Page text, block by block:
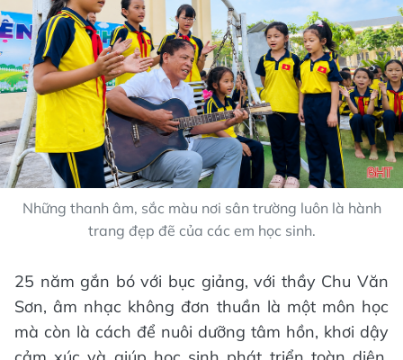
Những thanh âm, sắc màu nơi sân trường luôn là hành
trang đẹp đẽ của các em học sinh.
25 năm gắn bó với bục giảng, với thầy Chu Văn
Sơn, âm nhạc không đơn thuần là một môn học
mà còn là cách để nuôi dưỡng tâm hồn, khơi dậy